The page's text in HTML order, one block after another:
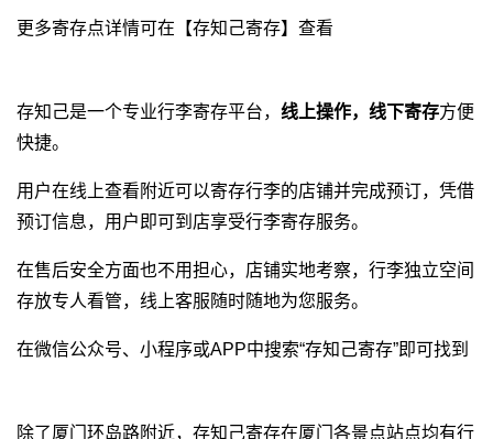
更多寄存点详情可在【存知己寄存】查看
存知己是一个专业行李寄存平台， 线上操作，线下寄存方便
快捷。
用户在线上查看附近可以寄存行李的店铺并完成预订，凭借
预订信息，用户即可到店享受行李寄存服务。
在售后安全方面也不用担心，店铺实地考察，行李独立空间
存放专人看管，线上客服随时随地为您服务。
在微信公众号、小程序或APP中搜索“存知己寄存”即可找到
除了厦门环岛路附近，存知己寄存在厦门各景点站点均有行